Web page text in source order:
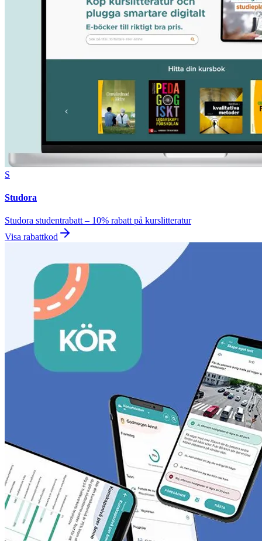
S
Studora
Studora studentrabatt – 10% rabatt på kurslitteratur
Visa rabattkod